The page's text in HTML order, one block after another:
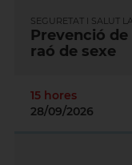
SEGURETAT I SALUT
Prevenció
raó de sexe
15 hores
28/09/2026